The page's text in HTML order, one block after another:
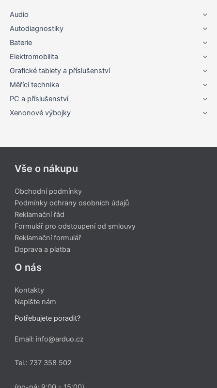
Audio
Autodiagnostiky
Baterie
Elektromobilita
Grafické tablety a příslušenství
Měřící technika
PC a příslušenství
Xenonové výbojky
Vše o nákupu
Obchodní podmínky
Podmínky ochrany osobních údajů
Reklamační řád
Formulář pro odstoupení od smlouvy
Reklamační formulář
Doprava a platba
O nás
Kontakty
Napište nám
Potřebujete poradit?
Email: info@arduo.cz
Tel.: 737 358 502